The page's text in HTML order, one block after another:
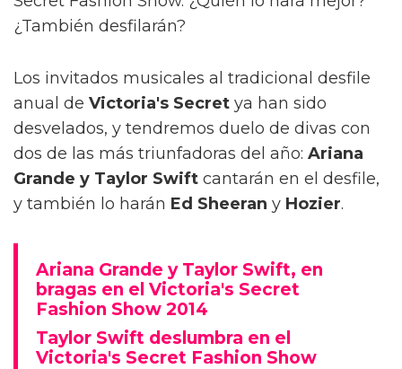
¿También desfilarán?
Los invitados musicales al tradicional desfile
anual de Victoria's Secret ya han sido
desvelados, y tendremos duelo de divas con
dos de las más triunfadoras del año: Ariana
Grande y Taylor Swift cantarán en el desfile,
y también lo harán Ed Sheeran y Hozier.
Ariana Grande y Taylor Swift, en
bragas en el Victoria's Secret
Fashion Show 2014
Taylor Swift deslumbra en el
Victoria's Secret Fashion Show